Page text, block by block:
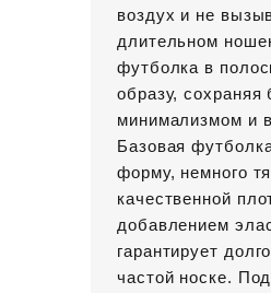
воздух и не
длительном
футболка в
образу,
минимализмом и
Базовая
форму, немного
качественной
добавлением
гарантирует
частой носке.